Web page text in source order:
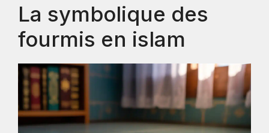
La symbolique des
fourmis en islam